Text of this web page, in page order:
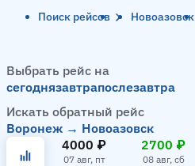
Поиск рейсов Новоазовск
Выбрать рейс на
сегоднязавтрапослезавтра
Искать обратный рейс
Воронеж → Новоазовск
4000 ₽
07 авг, пт
2700 ₽
08 авг, сб